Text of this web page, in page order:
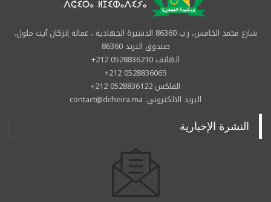
شارع محمد الخامس، ر.ب 86360 الدشيرة الجهادية ، عمالة إنزكان آيت ملول.
صندوق البريد 86360
الهاتف 0528836210 212+
0528836069 212+
الفاكس 0528836122 212+
البريد الالكتروني: contact@dcheira.ma
النشرة الإخبارية